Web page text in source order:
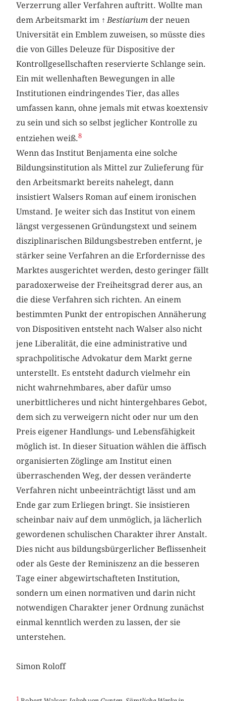
Verzerrung aller Verfahren auftritt. Wollte man
dem Arbeitsmarkt im ↑Bestiarium der neuen
Universität ein Emblem zuweisen, so müsste dies
die von Gilles Deleuze für Dispositive der
Kontrollgesellschaften reservierte Schlange sein.
Ein mit wellenhaften Bewegungen in alle
Institutionen eindringendes Tier, das alles
umfassen kann, ohne jemals mit etwas koextensiv
zu sein und sich so selbst jeglicher Kontrolle zu
entziehen weiß.8
Wenn das Institut Benjamenta eine solche
Bildungsinstitution als Mittel zur Zulieferung für
den Arbeitsmarkt bereits nahelegt, dann
insistiert Walsers Roman auf einem ironischen
Umstand. Je weiter sich das Institut von einem
längst vergessenen Gründungstext und seinem
disziplinarischen Bildungsbestreben entfernt, je
stärker seine Verfahren an die Erfordernisse des
Marktes ausgerichtet werden, desto geringer fällt
paradoxerweise der Freiheitsgrad derer aus, an
die diese Verfahren sich richten. An einem
bestimmten Punkt der entropischen Annäherung
von Dispositiven entsteht nach Walser also nicht
jene Liberalität, die eine administrative und
sprachpolitische Advokatur dem Markt gerne
unterstellt. Es entsteht dadurch vielmehr ein
nicht wahrnehmbares, aber dafür umso
unerbittlicheres und nicht hintergehbares Gebot,
dem sich zu verweigern nicht oder nur um den
Preis eigener Handlungs- und Lebensfähigkeit
möglich ist. In dieser Situation wählen die äffisch
organisierten Zöglinge am Institut einen
überraschenden Weg, der dessen veränderte
Verfahren nicht unbeeinträchtigt lässt und am
Ende gar zum Erliegen bringt. Sie insistieren
scheinbar naiv auf dem unmöglich, ja lächerlich
gewordenen schulischen Charakter ihrer Anstalt.
Dies nicht aus bildungsbürgerlicher Beflissenheit
oder als Geste der Reminiszenz an die besseren
Tage einer abgewirtschafteten Institution,
sondern um einen normativen und darin nicht
notwendigen Charakter jener Ordnung zunächst
einmal kenntlich werden zu lassen, der sie
unterstehen.
Simon Roloff
1